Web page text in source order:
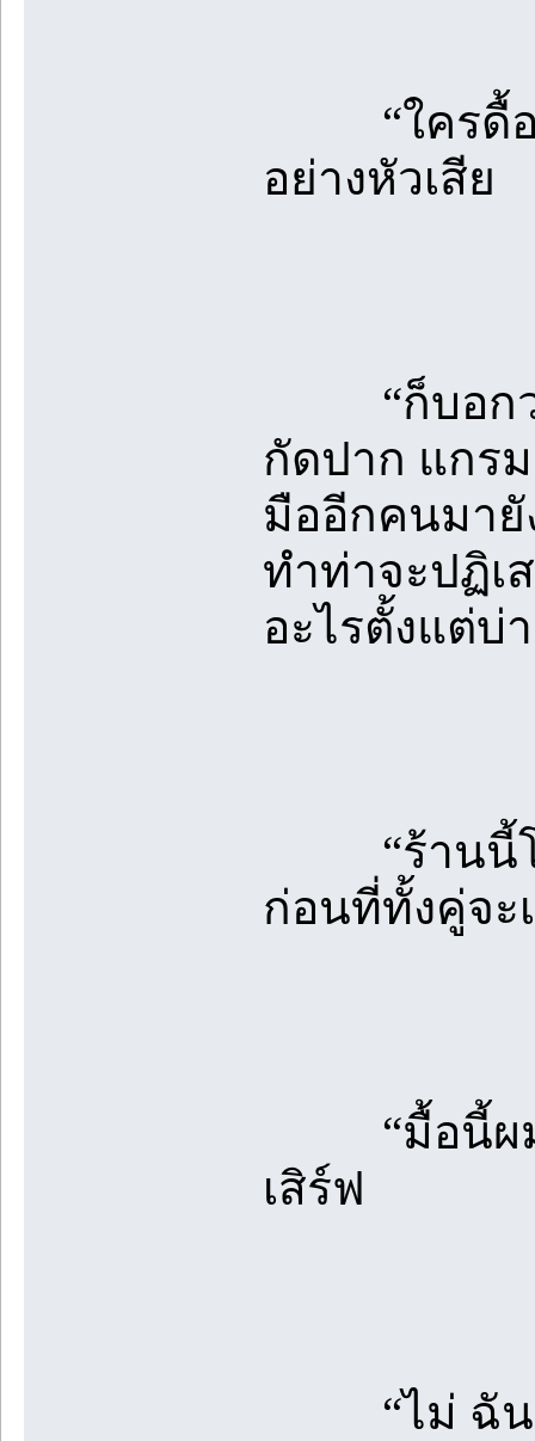
“ใครดื้อ น
อย่างหัวเสีย
“ก็บอกว่า
กัดปาก แกร
มืออีกคนมา
ทำท่าจะปฏิเ
อะไรตั้งแต่บ่
“ร้านนี้โอ
ก่อนที่ทั้งคู่จะ
“มื้อนี้ผมเ
เสิร์ฟ
“ไม่ ฉันเลี้